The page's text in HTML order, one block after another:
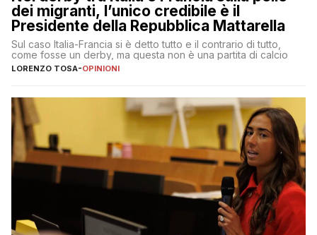
dei migranti, l’unico credibile è il
Presidente della Repubblica Mattarella
Sul caso Italia-Francia si è detto tutto e il contrario di tutto,
come fosse un derby, ma questa non è una partita di calcio
LORENZO TOSA-OPINIONI